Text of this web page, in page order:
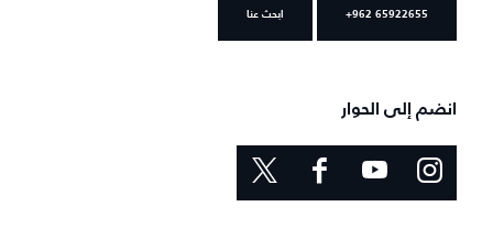
+962 65922655 ابحث عنا
انضم إلى الحوار